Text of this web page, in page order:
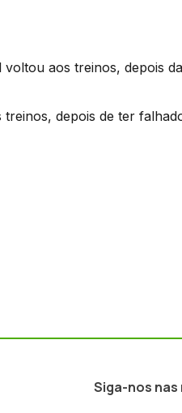
aos treinos, depois
depois de ter
Siga-nos